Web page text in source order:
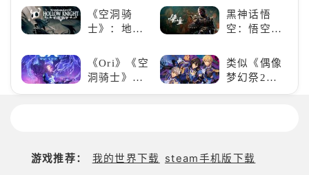
神》
（WOTB）
的军事类游
戏推荐！快
爱的装备出
发吧！
《空洞骑
士》：地下
探索与极致
冒险
黑神话悟
空：悟空携
来，游戏界
的东方巨
《Ori》《空
洞骑士》
《死亡细
类似《偶像
梦幻祭2》
的二次元音
像团
游戏推荐： 我的世界下载 steam手机版下载